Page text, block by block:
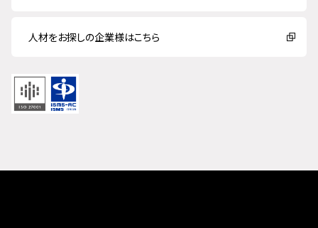
人材をお探しの企業様はこちら